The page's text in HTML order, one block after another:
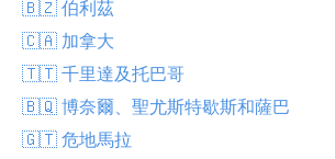
🇧🇿 伯利茲
🇨🇦 加拿大
🇹🇹 千里達及托巴哥
🇧🇶 博奈爾、聖尤斯特歇斯和薩巴
🇬🇹 危地馬拉